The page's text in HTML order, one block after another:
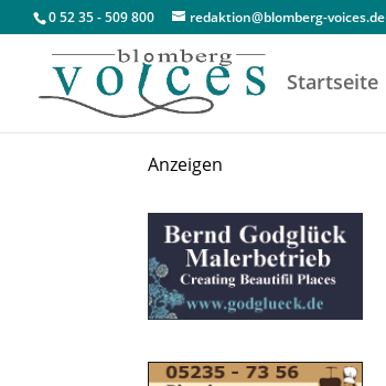
0 52 35 - 509 800 redaktion@blomberg-voices.de
Startseite
Anzeigen